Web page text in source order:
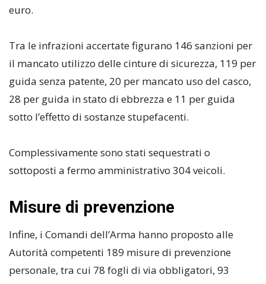
euro.
Tra le infrazioni accertate figurano 146 sanzioni per
il mancato utilizzo delle cinture di sicurezza, 119 per
guida senza patente, 20 per mancato uso del casco,
28 per guida in stato di ebbrezza e 11 per guida
sotto l’effetto di sostanze stupefacenti.
Complessivamente sono stati sequestrati o
sottoposti a fermo amministrativo 304 veicoli.
Misure di prevenzione
Infine, i Comandi dell’Arma hanno proposto alle
Autorità competenti 189 misure di prevenzione
personale, tra cui 78 fogli di via obbligatori, 93